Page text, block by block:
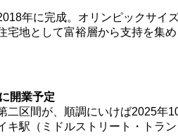
年に完成。オリンピックサイ
地として富裕層から支持を集
開業予定
区間が、順調にいけば2025
駅（ミドルストリート・トラ